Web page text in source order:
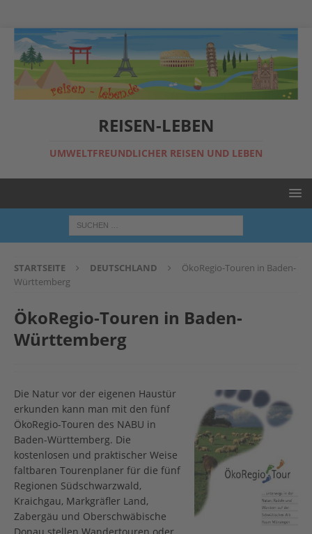
REISEN-LEBEN
UMWELTFREUNDLICHER REISEN UND LEBEN
STARTSEITE DEUTSCHLAND
ÖkoRegio-Touren in Baden-
Württemberg
ÖkoRegio-Touren in Baden-
Württemberg
Die Natur vor der eigenen Haustür
erkunden kann man mit den fünf
ÖkoRegio-Touren des NABU in
Baden-Württemberg. Die
kostenlosen und praktischer Weise
faltbaren Tourenplaner für die fünf
Regionen Südschwarzwald,
Kraichgau, Markgräfler Land,
Zabergäu und Oberschwäbische